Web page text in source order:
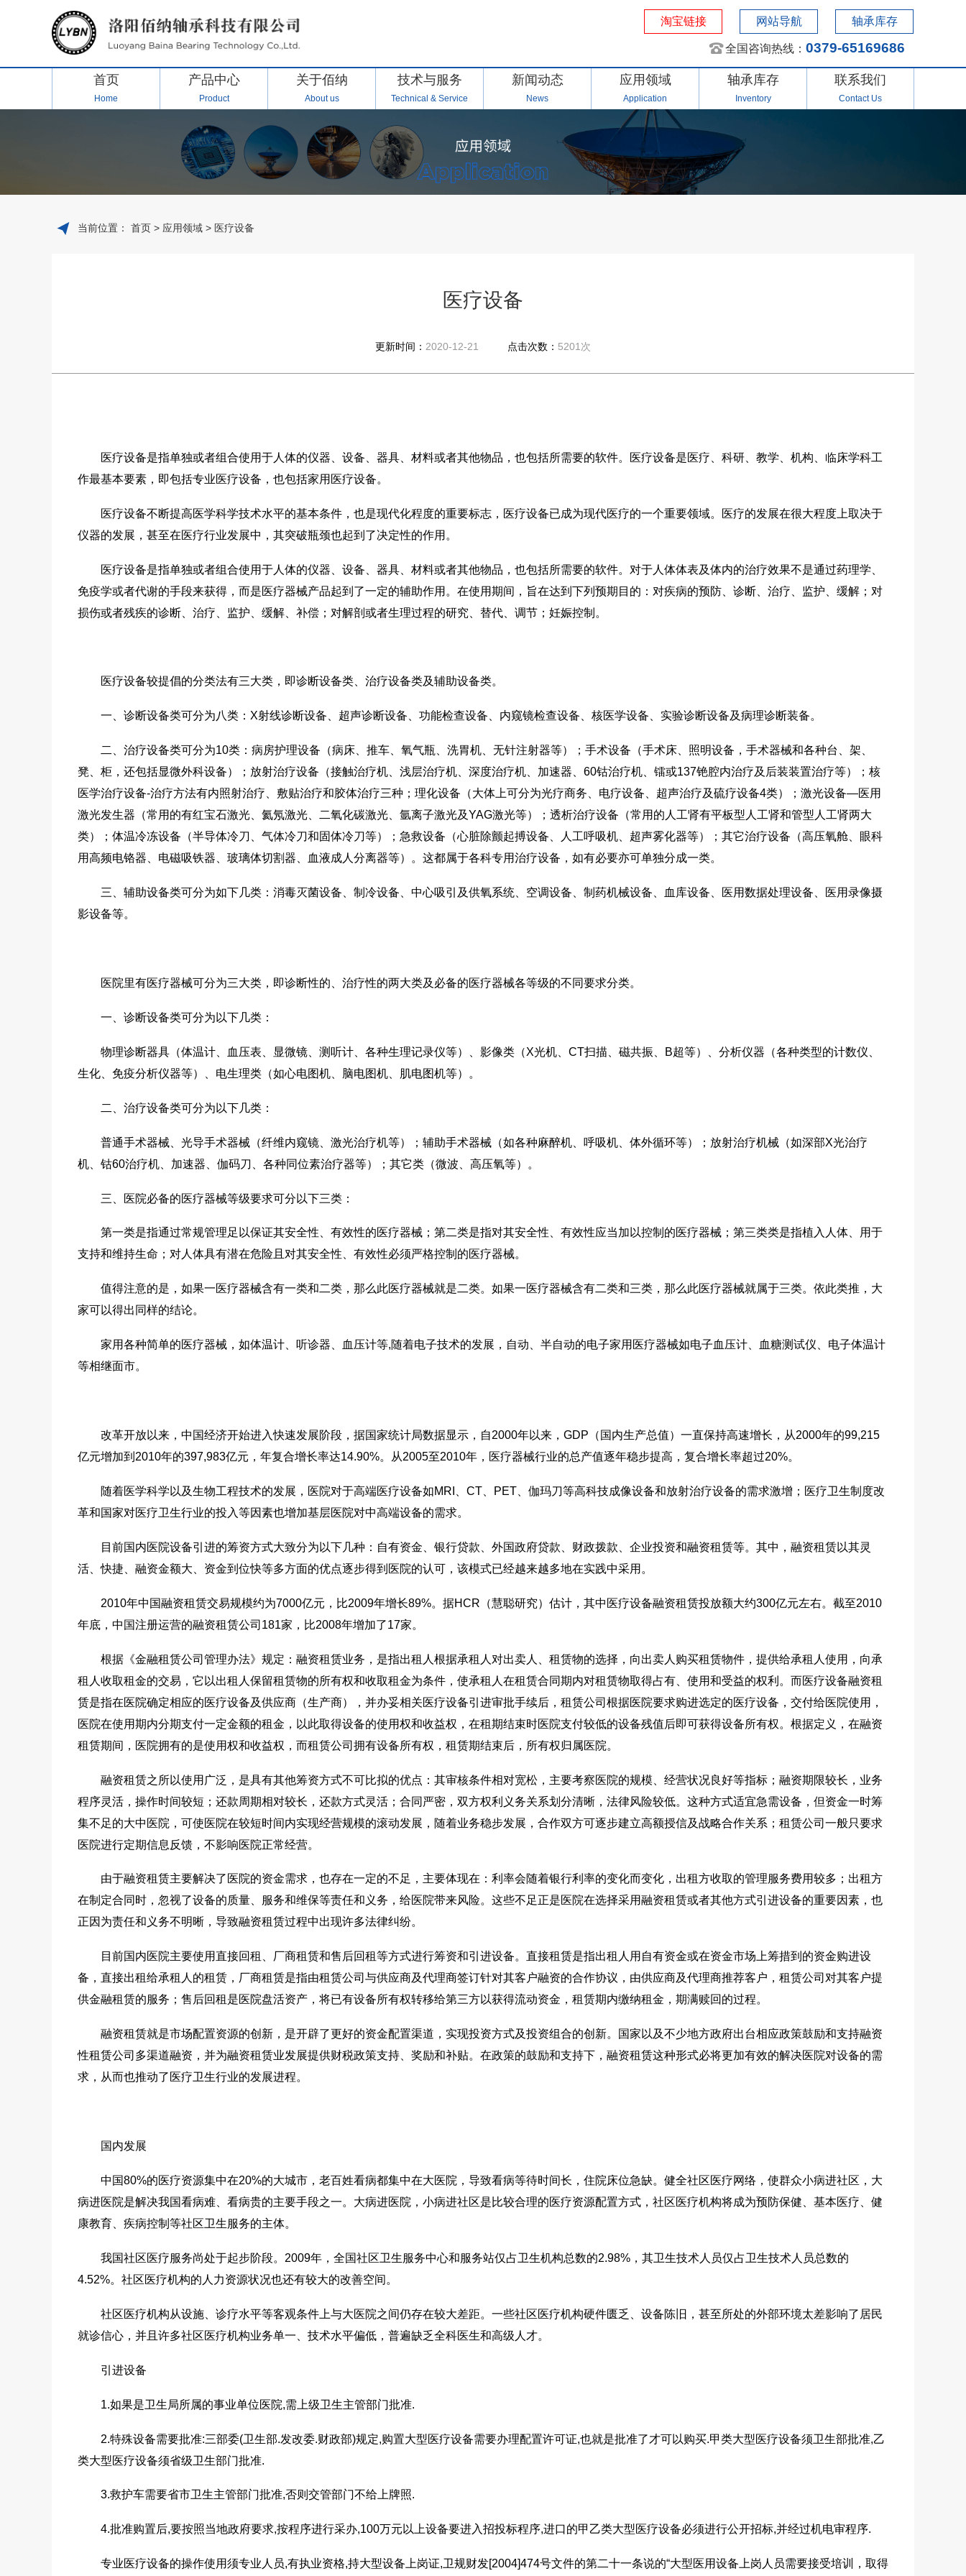
淘宝链接 网站导航 轴承库存
全国咨询热线：0379-65169686
首页
Home
产品中心
Product
关于佰纳
About us
技术与服务
Technical & Service
新闻动态
News
应用领域
Application
轴承库存
Inventory
联系我们
Contact Us
当前位置： 首页 > 应用领域 > 医疗设备
医疗设备
更新时间： 2020-12-21 点击次数： 5201次
医疗设备是指单独或者组合使用于人体的仪器、设备、器具、材料或者其他物品，也包括所需要的软件。医疗设备是医疗、科研、教学、机构、临床学科工
作最基本要素，即包括专业医疗设备，也包括家用医疗设备。
医疗设备不断提高医学科学技术水平的基本条件，也是现代化程度的重要标志，医疗设备已成为现代医疗的一个重要领域。医疗的发展在很大程度上取决于
仪器的发展，甚至在医疗行业发展中，其突破瓶颈也起到了决定性的作用。
医疗设备是指单独或者组合使用于人体的仪器、设备、器具、材料或者其他物品，也包括所需要的软件。对于人体体表及体内的治疗效果不是通过药理学、
免疫学或者代谢的手段来获得，而是医疗器械产品起到了一定的辅助作用。在使用期间，旨在达到下列预期目的：对疾病的预防、诊断、治疗、监护、缓解；对
损伤或者残疾的诊断、治疗、监护、缓解、补偿；对解剖或者生理过程的研究、替代、调节；妊娠控制。
医疗设备较提倡的分类法有三大类，即诊断设备类、治疗设备类及辅助设备类。
一、诊断设备类可分为八类：X射线诊断设备、超声诊断设备、功能检查设备、内窥镜检查设备、核医学设备、实验诊断设备及病理诊断装备。
二、治疗设备类可分为10类：病房护理设备（病床、推车、氧气瓶、洗胃机、无针注射器等）；手术设备（手术床、照明设备，手术器械和各种台、架、
凳、柜，还包括显微外科设备）；放射治疗设备（接触治疗机、浅层治疗机、深度治疗机、加速器、60钴治疗机、镭或137铯腔内治疗及后装装置治疗等）；核
医学治疗设备-治疗方法有内照射治疗、敷贴治疗和胶体治疗三种；理化设备（大体上可分为光疗商务、电疗设备、超声治疗及硫疗设备4类）；激光设备—医用
激光发生器（常用的有红宝石激光、氦氖激光、二氧化碳激光、氩离子激光及YAG激光等）；透析治疗设备（常用的人工肾有平板型人工肾和管型人工肾两大
类）；体温冷冻设备（半导体冷刀、气体冷刀和固体冷刀等）；急救设备（心脏除颤起搏设备、人工呼吸机、超声雾化器等）；其它治疗设备（高压氧舱、眼科
用高频电铬器、电磁吸铁器、玻璃体切割器、血液成人分离器等）。这都属于各科专用治疗设备，如有必要亦可单独分成一类。
三、辅助设备类可分为如下几类：消毒灭菌设备、制冷设备、中心吸引及供氧系统、空调设备、制药机械设备、血库设备、医用数据处理设备、医用录像摄
影设备等。
医院里有医疗器械可分为三大类，即诊断性的、治疗性的两大类及必备的医疗器械各等级的不同要求分类。
一、诊断设备类可分为以下几类：
物理诊断器具（体温计、血压表、显微镜、测听计、各种生理记录仪等）、影像类（X光机、CT扫描、磁共振、B超等）、分析仪器（各种类型的计数仪、
生化、免疫分析仪器等）、电生理类（如心电图机、脑电图机、肌电图机等）。
二、治疗设备类可分为以下几类：
普通手术器械、光导手术器械（纤维内窥镜、激光治疗机等）；辅助手术器械（如各种麻醉机、呼吸机、体外循环等）；放射治疗机械（如深部X光治疗
机、钴60治疗机、加速器、伽码刀、各种同位素治疗器等）；其它类（微波、高压氧等）。
三、医院必备的医疗器械等级要求可分以下三类：
第一类是指通过常规管理足以保证其安全性、有效性的医疗器械；第二类是指对其安全性、有效性应当加以控制的医疗器械；第三类类是指植入人体、用于
支持和维持生命；对人体具有潜在危险且对其安全性、有效性必须严格控制的医疗器械。
值得注意的是，如果一医疗器械含有一类和二类，那么此医疗器械就是二类。如果一医疗器械含有二类和三类，那么此医疗器械就属于三类。依此类推，大
家可以得出同样的结论。
家用各种简单的医疗器械，如体温计、听诊器、血压计等,随着电子技术的发展，自动、半自动的电子家用医疗器械如电子血压计、血糖测试仪、电子体温计
等相继面市。
改革开放以来，中国经济开始进入快速发展阶段，据国家统计局数据显示，自2000年以来，GDP（国内生产总值）一直保持高速增长，从2000年的99,215
亿元增加到2010年的397,983亿元，年复合增长率达14.90%。从2005至2010年，医疗器械行业的总产值逐年稳步提高，复合增长率超过20%。
随着医学科学以及生物工程技术的发展，医院对于高端医疗设备如MRI、CT、PET、伽玛刀等高科技成像设备和放射治疗设备的需求激增；医疗卫生制度改
革和国家对医疗卫生行业的投入等因素也增加基层医院对中高端设备的需求。
目前国内医院设备引进的筹资方式大致分为以下几种：自有资金、银行贷款、外国政府贷款、财政拨款、企业投资和融资租赁等。其中，融资租赁以其灵
活、快捷、融资金额大、资金到位快等多方面的优点逐步得到医院的认可，该模式已经越来越多地在实践中采用。
2010年中国融资租赁交易规模约为7000亿元，比2009年增长89%。据HCR（慧聪研究）估计，其中医疗设备融资租赁投放额大约300亿元左右。截至2010
年底，中国注册运营的融资租赁公司181家，比2008年增加了17家。
根据《金融租赁公司管理办法》规定：融资租赁业务，是指出租人根据承租人对出卖人、租赁物的选择，向出卖人购买租赁物件，提供给承租人使用，向承
租人收取租金的交易，它以出租人保留租赁物的所有权和收取租金为条件，使承租人在租赁合同期内对租赁物取得占有、使用和受益的权利。而医疗设备融资租
赁是指在医院确定相应的医疗设备及供应商（生产商），并办妥相关医疗设备引进审批手续后，租赁公司根据医院要求购进选定的医疗设备，交付给医院使用，
医院在使用期内分期支付一定金额的租金，以此取得设备的使用权和收益权，在租期结束时医院支付较低的设备残值后即可获得设备所有权。根据定义，在融资
租赁期间，医院拥有的是使用权和收益权，而租赁公司拥有设备所有权，租赁期结束后，所有权归属医院。
融资租赁之所以使用广泛，是具有其他筹资方式不可比拟的优点：其审核条件相对宽松，主要考察医院的规模、经营状况良好等指标；融资期限较长，业务
程序灵活，操作时间较短；还款周期相对较长，还款方式灵活；合同严密，双方权利义务关系划分清晰，法律风险较低。这种方式适宜急需设备，但资金一时筹
集不足的大中医院，可使医院在较短时间内实现经营规模的滚动发展，随着业务稳步发展，合作双方可逐步建立高额授信及战略合作关系；租赁公司一般只要求
医院进行定期信息反馈，不影响医院正常经营。
由于融资租赁主要解决了医院的资金需求，也存在一定的不足，主要体现在：利率会随着银行利率的变化而变化，出租方收取的管理服务费用较多；出租方
在制定合同时，忽视了设备的质量、服务和维保等责任和义务，给医院带来风险。这些不足正是医院在选择采用融资租赁或者其他方式引进设备的重要因素，也
正因为责任和义务不明晰，导致融资租赁过程中出现许多法律纠纷。
目前国内医院主要使用直接回租、厂商租赁和售后回租等方式进行筹资和引进设备。直接租赁是指出租人用自有资金或在资金市场上筹措到的资金购进设
备，直接出租给承租人的租赁，厂商租赁是指由租赁公司与供应商及代理商签订针对其客户融资的合作协议，由供应商及代理商推荐客户，租赁公司对其客户提
供金融租赁的服务；售后回租是医院盘活资产，将已有设备所有权转移给第三方以获得流动资金，租赁期内缴纳租金，期满赎回的过程。
融资租赁就是市场配置资源的创新，是开辟了更好的资金配置渠道，实现投资方式及投资组合的创新。国家以及不少地方政府出台相应政策鼓励和支持融资
性租赁公司多渠道融资，并为融资租赁业发展提供财税政策支持、奖励和补贴。在政策的鼓励和支持下，融资租赁这种形式必将更加有效的解决医院对设备的需
求，从而也推动了医疗卫生行业的发展进程。
国内发展
中国80%的医疗资源集中在20%的大城市，老百姓看病都集中在大医院，导致看病等待时间长，住院床位急缺。健全社区医疗网络，使群众小病进社区，大
病进医院是解决我国看病难、看病贵的主要手段之一。大病进医院，小病进社区是比较合理的医疗资源配置方式，社区医疗机构将成为预防保健、基本医疗、健
康教育、疾病控制等社区卫生服务的主体。
我国社区医疗服务尚处于起步阶段。2009年，全国社区卫生服务中心和服务站仅占卫生机构总数的2.98%，其卫生技术人员仅占卫生技术人员总数的
4.52%。社区医疗机构的人力资源状况也还有较大的改善空间。
社区医疗机构从设施、诊疗水平等客观条件上与大医院之间仍存在较大差距。一些社区医疗机构硬件匮乏、设备陈旧，甚至所处的外部环境太差影响了居民
就诊信心，并且许多社区医疗机构业务单一、技术水平偏低，普遍缺乏全科医生和高级人才。
引进设备
1.如果是卫生局所属的事业单位医院,需上级卫生主管部门批准.
2.特殊设备需要批准:三部委(卫生部.发改委.财政部)规定,购置大型医疗设备需要办理配置许可证,也就是批准了才可以购买.甲类大型医疗设备须卫生部批准,乙
类大型医疗设备须省级卫生部门批准.
3.救护车需要省市卫生主管部门批准,否则交管部门不给上牌照.
4.批准购置后,要按照当地政府要求,按程序进行采办,100万元以上设备要进入招投标程序,进口的甲乙类大型医疗设备必须进行公开招标,并经过机电审程序.
专业医疗设备的操作使用须专业人员,有执业资格,持大型设备上岗证,卫规财发[2004]474号文件的第二十一条说的“大型医用设备上岗人员需要接受培训，取得